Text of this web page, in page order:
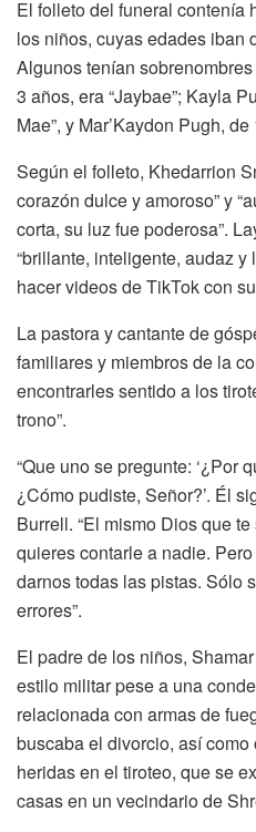
El folleto del funeral contenía
los niños, cuyas edades iban
Algunos tenían
3 años, era “Jaybae”; Kayla
Mae”, y Mar’Kaydon Pugh, de
Según el folleto, Khedarrion
corazón dulce y amoroso” y
corta, su luz fue poderosa”.
“brillante, inteligente, audaz y
hacer videos de TikTok con
La pastora y cantante de
familiares y miembros de la
encontrarles sentido a los
trono”.
“Que uno se pregunte: ‘¿Por
¿Cómo pudiste, Señor?’. Él
Burrell. “El mismo Dios que
quieres contarle a nadie.
darnos todas las pistas. Sólo
errores”.
El padre de los niños,
estilo militar pese a una
relacionada con armas de
buscaba el divorcio, así como
heridas en el tiroteo, que se
casas en un vecindario de